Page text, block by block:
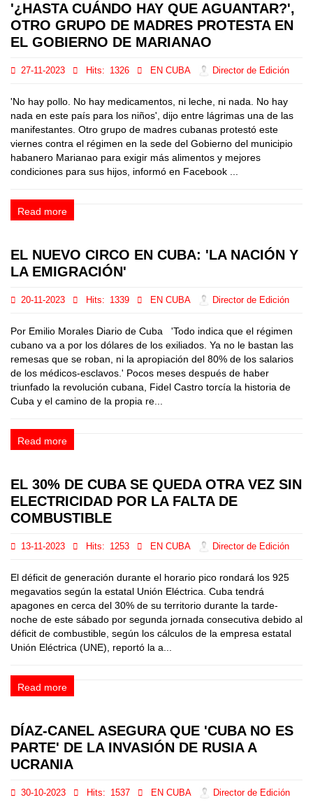
'¿HASTA CUÁNDO HAY QUE AGUANTAR?',
OTRO GRUPO DE MADRES PROTESTA EN
EL GOBIERNO DE MARIANAO
27-11-2023 Hits: 1326 EN CUBA Director de Edición
'No hay pollo. No hay medicamentos, ni leche, ni nada. No hay
nada en este país para los niños', dijo entre lágrimas una de las
manifestantes. Otro grupo de madres cubanas protestó este
viernes contra el régimen en la sede del Gobierno del municipio
habanero Marianao para exigir más alimentos y mejores
condiciones para sus hijos, informó en Facebook ...
Read more
EL NUEVO CIRCO EN CUBA: 'LA NACIÓN Y
LA EMIGRACIÓN'
20-11-2023 Hits: 1339 EN CUBA Director de Edición
Por Emilio Morales Diario de Cuba 'Todo indica que el régimen
cubano va a por los dólares de los exiliados. Ya no le bastan las
remesas que se roban, ni la apropiación del 80% de los salarios
de los médicos-esclavos.' Pocos meses después de haber
triunfado la revolución cubana, Fidel Castro torcía la historia de
Cuba y el camino de la propia re...
Read more
EL 30% DE CUBA SE QUEDA OTRA VEZ SIN
ELECTRICIDAD POR LA FALTA DE
COMBUSTIBLE
13-11-2023 Hits: 1253 EN CUBA Director de Edición
El déficit de generación durante el horario pico rondará los 925
megavatios según la estatal Unión Eléctrica. Cuba tendrá
apagones en cerca del 30% de su territorio durante la tarde-
noche de este sábado por segunda jornada consecutiva debido al
déficit de combustible, según los cálculos de la empresa estatal
Unión Eléctrica (UNE), reportó la a...
Read more
DÍAZ-CANEL ASEGURA QUE 'CUBA NO ES
PARTE' DE LA INVASIÓN DE RUSIA A
UCRANIA
30-10-2023 Hits: 1537 EN CUBA Director de Edición